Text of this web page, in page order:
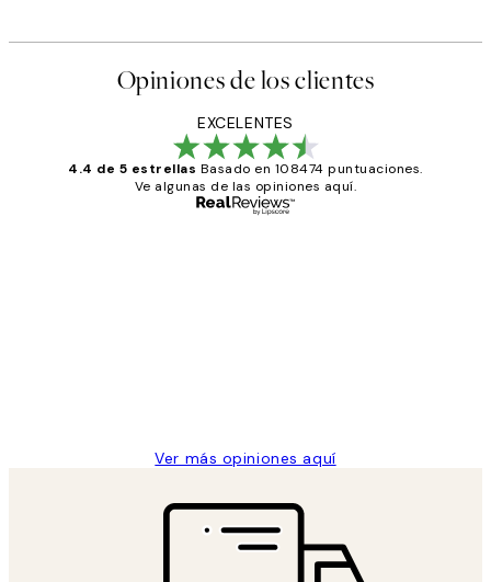
Opiniones de los clientes
EXCELENTES
4.4 de 5 estrellas Basado en 108474 puntuaciones.
Ve algunas de las opiniones aquí.
Ver más opiniones aquí